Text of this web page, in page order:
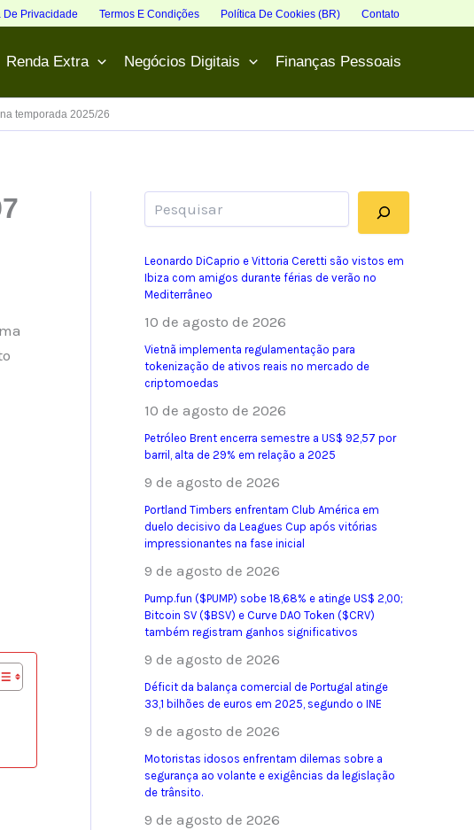
De Privacidade Termos E Condições Política De Cookies (BR) Contato
Renda Extra Negócios Digitais Finanças Pessoais
temporada 2025/26
Leonardo DiCaprio e Vittoria Ceretti são vistos em
Ibiza com amigos durante férias de verão no
Mediterrâneo
10 de agosto de 2026
Vietnã implementa regulamentação para
tokenização de ativos reais no mercado de
criptomoedas
10 de agosto de 2026
Petróleo Brent encerra semestre a US$ 92,57 por
barril, alta de 29% em relação a 2025
9 de agosto de 2026
Portland Timbers enfrentam Club América em
duelo decisivo da Leagues Cup após vitórias
impressionantes na fase inicial
9 de agosto de 2026
Pump.fun ($PUMP) sobe 18,68% e atinge US$ 2,00;
Bitcoin SV ($BSV) e Curve DAO Token ($CRV)
também registram ganhos significativos
9 de agosto de 2026
Déficit da balança comercial de Portugal atinge
33,1 bilhões de euros em 2025, segundo o INE
9 de agosto de 2026
Motoristas idosos enfrentam dilemas sobre a
segurança ao volante e exigências da legislação
de trânsito.
9 de agosto de 2026